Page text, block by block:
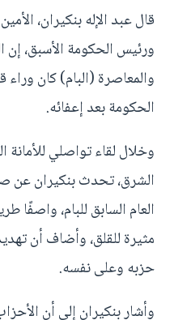
قال عبد الإله بنكيران،
ورئيس الحكومة الأسبق،
والمعاصرة (البام) كان وراء
الحكومة بعد إعفائه.
وخلال لقاء تواصلي للأمانة
الشرق، تحدث بنكيران عن
العام السابق للبام، واصفًا
مثيرة للقلق، وأضاف أن
حزبه وعلى نفسه.
وأشار بنكيران إلى أن